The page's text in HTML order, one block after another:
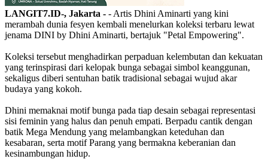
LANGIT7.ID-, Jakarta - - Artis Dhini Aminarti yang kini
merambah dunia fesyen kembali menelurkan koleksi terbaru lewat
jenama DINI by Dhini Aminarti, bertajuk "Petal Empowering".
Koleksi tersebut menghadirkan perpaduan kelembutan dan kekuatan
yang terinspirasi dari kelopak bunga sebagai simbol keanggunan,
sekaligus diberi sentuhan batik tradisional sebagai wujud akar
budaya yang kokoh.
Dhini memaknai motif bunga pada tiap desain sebagai representasi
sisi feminin yang halus dan penuh empati. Berpadu cantik dengan
batik Mega Mendung yang melambangkan keteduhan dan
kesabaran, serta motif Parang yang bermakna keberanian dan
kesinambungan hidup.